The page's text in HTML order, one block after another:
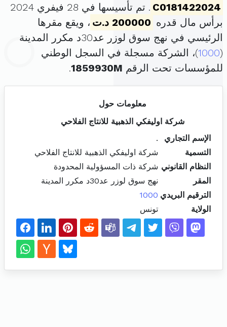
C0181422024
. تم تأسيسها في 28 فيفري 2024
برأس مال قدره 200000 د.ت
، ويقع مقرها
الرئيسي في نهج سوق لوزر عد30د مكرر المدينة
(
1000)، الشركة مسجلة في السجل الوطني
للمؤسسات تحت الرقم 1859930M
.
معلومات حول
شركة اوليفكي الذهبية للانتاج الفلاحي
الإسم التجاري
.
التسمية
شركة اوليفكي الذهبية للانتاج الفلاحي
النظام القانوني شركة ذات المسؤولية المحدودة
المقر
نهج سوق لوزر عد30د مكرر المدينة
الترقيم البريدي 1000
الولاية
تونس